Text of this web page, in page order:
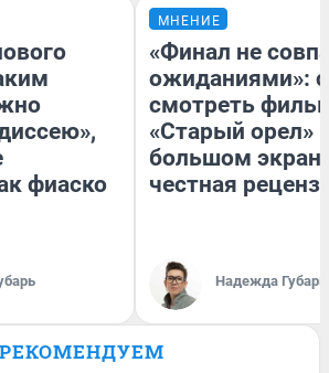
фиаско
МНЕНИЕ
«Финал не
ожиданиями»:
смотреть
«Старый орел»
большом
честная
Надежда Губарь
РЕКОМЕНДУЕМ